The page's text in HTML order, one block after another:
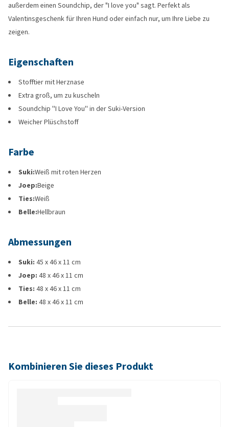
außerdem einen Soundchip, der "I love you" sagt. Perfekt als
Valentinsgeschenk für Ihren Hund oder einfach nur, um Ihre Liebe zu
zeigen.
Eigenschaften
Stofftier mit Herznase
Extra groß, um zu kuscheln
Soundchip ''I Love You'' in der Suki-Version
Weicher Plüschstoff
Farbe
Suki:Weiß mit roten Herzen
Joep:Beige
Ties:Weiß
Belle:Hellbraun
Abmessungen
Suki: 45 x 46 x 11 cm
Joep: 48 x 46 x 11 cm
Ties: 48 x 46 x 11 cm
Belle: 48 x 46 x 11 cm
Kombinieren Sie dieses Produkt